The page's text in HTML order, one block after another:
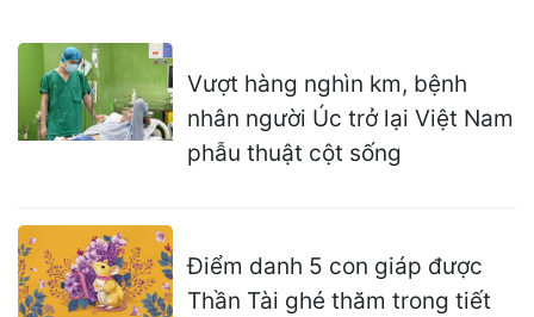
Vượt hàng nghìn km, bệnh
nhân người Úc trở lại Việt Nam
phẫu thuật cột sống
Điểm danh 5 con giáp được
Thần Tài ghé thăm trong tiết